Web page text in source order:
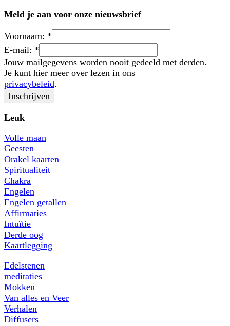
Meld je aan voor onze nieuwsbrief
Voornaam: *
E-mail: *
Jouw mailgegevens worden nooit gedeeld met derden.
Je kunt hier meer over lezen in ons
privacybeleid.
Leuk
Volle maan
Geesten
Orakel kaarten
Spiritualiteit
Chakra
Engelen
Engelen getallen
Affirmaties
Intuïtie
Derde oog
Kaartlegging
Edelstenen
meditaties
Mokken
Van alles en Veer
Verhalen
Diffusers